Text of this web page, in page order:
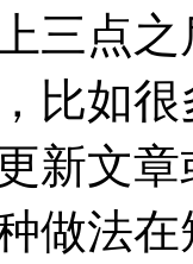
点之
比如
新文
做法